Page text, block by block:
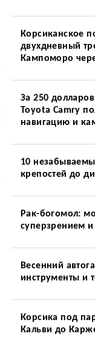
Корсиканское
двухдневный
Кампоморо
За 250
Toyota Camry
навигацию и
10
крепостей до
Рак-богомол:
суперзрением
Весенний
инструменты и
Корсика под
Кальви до